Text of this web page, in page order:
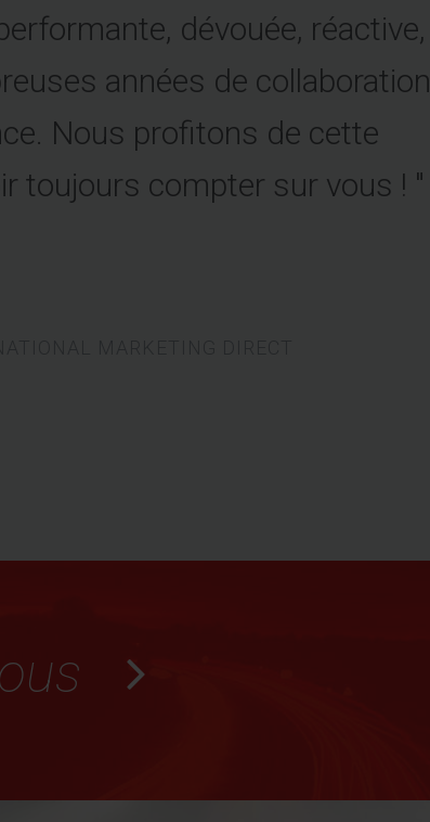
dévouée, réactive,
années de collaboration
Nous profitons de cette
toujours compter sur vous ! "